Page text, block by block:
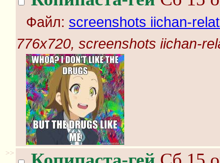
Файл: screenshots iichan-
776x720, screenshots iichan-
>>